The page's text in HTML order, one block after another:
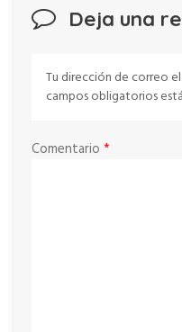
Deja una
Tu dirección de correo
campos obligatorios
Comentario *